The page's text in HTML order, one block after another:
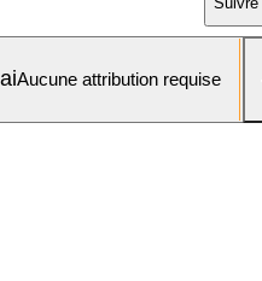
Aucune attribution requise